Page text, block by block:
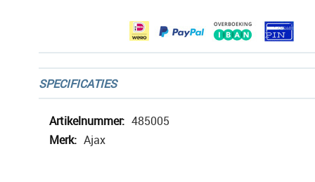
SPECIFICATIES
Meer
informatie
485005
Ajax